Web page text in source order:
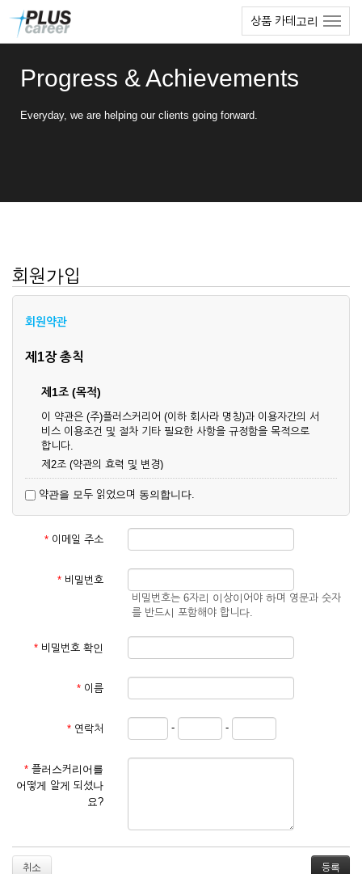
상품 카테고리
Progress & Achievements
Everyday, we are helping our clients going forward.
회원가입
회원약관
제1장 총칙
제1조 (목적)
이 약관은 (주)플러스커리어 (이하 회사라 명칭)과 이용자간의 서
비스 이용조건 및 절차 기타 필요한 사항을 규정함을 목적으로
합니다.
제2조 (약관의 효력 및 변경)
업상 중요 하거나 합리적인 사유가 발생할 경우 온라인 공사를
통하여 변경할 수 있습니다.
② 회원은 변경된 약관에 동의하지 않을 경우 서비스 이용을 중
단하고 이용계약을 해지할 수 있습니다. 약관의 효력 발생일 이
것으로 간주됩니다.
제3조 (약관의 외 준칙)
관계법령의 규정에 따릅니다.
① 서비스 이용계약은 서비스 이용 희망자가 본 약관에 동의한
를 심사, 승낙함으로써 성립하며, 회사는 신청자의 실명 확인 절
차를 밟을 수 있습니다.
② 회원가입시 입력한 ID는 변경할 수 없으며, 회원 1인당 한 개
의 ID가 발급됩니다. 부득이한 경우로 인해 변경하고자 하는 경
거절하거나 취소할 수 있으며, 실명으로 등록하지 않은 자의 일
약관을 모두 읽었으며 동의합니다.
* 이메일 주소
* 비밀번호
비밀번호는 6자리 이상이어야 하며 영문과 숫자
를 반드시 포함해야 합니다.
* 비밀번호 확인
* 이름
* 연락처 - -
* 플러스커리어를
어떻게 알게 되셨나
요?
취소